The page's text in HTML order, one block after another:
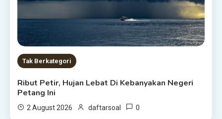
Tak Berkategori
Ribut Petir, Hujan Lebat Di Kebanyakan Negeri
Petang Ini
2 August 2026 daftarsoal 0